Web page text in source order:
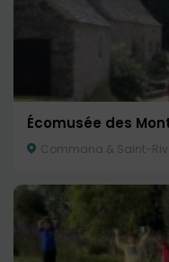
Écomusée des
Commana & Saint-